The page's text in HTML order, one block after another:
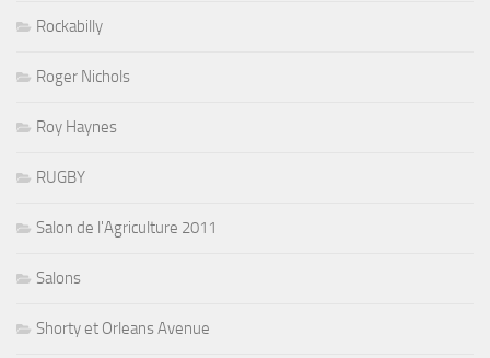
Rockabilly
Roger Nichols
Roy Haynes
RUGBY
Salon de l'Agriculture 2011
Salons
Shorty et Orleans Avenue